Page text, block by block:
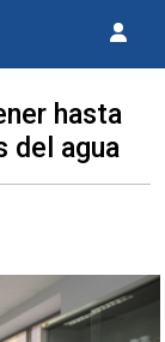
hasta
del agua